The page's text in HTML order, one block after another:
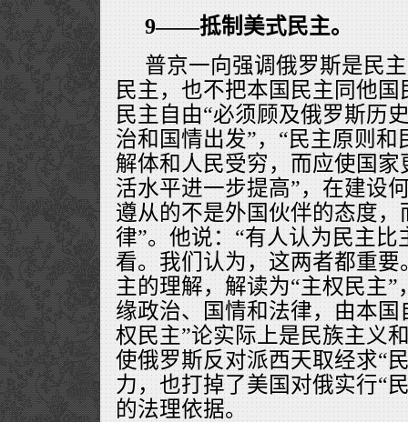
9——抵制美式民主。
普京一向强调俄罗斯是民
民主，也不把本国民主同他
民主自由“必须顾及俄罗斯历
治和国情出发”，“民主原则
解体和人民受穷，而应使国
活水平进一步提高”，在建设
遵从的不是外国伙伴的态度
律”。他说：“有人认为民主
看。我们认为，这两者都重要
主的理解，解读为“主权民主
缘政治、国情和法律，由本国
权民主”论实际上是民族主义
使俄罗斯反对派西天取经求“
力，也打掉了美国对俄实行“
的法理依据。